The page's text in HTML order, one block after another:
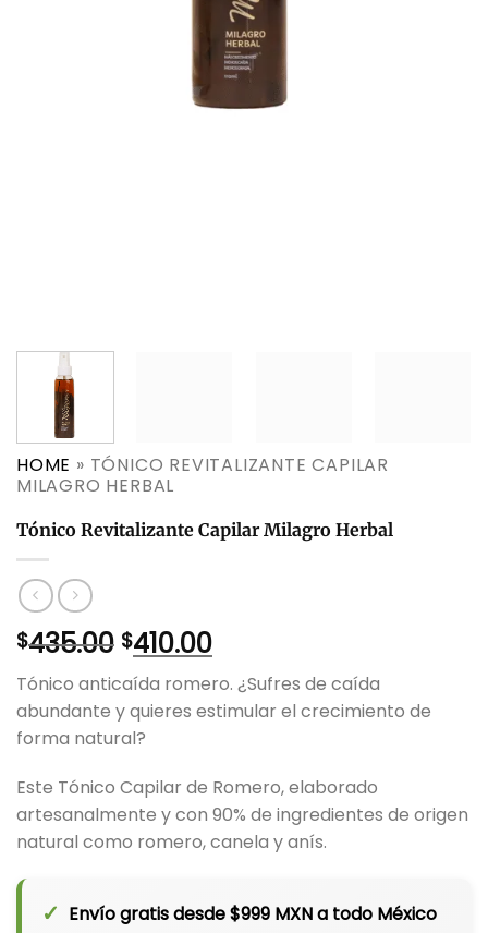
HOME » TÓNICO REVITALIZANTE CAPILAR
MILAGRO HERBAL
Tónico Revitalizante Capilar Milagro Herbal
$435.00 El
precio
original
era:
$435.00.
$410.00El
precio
actual
es:
Tónico anticaída romero. ¿Sufres de caída
abundante y quieres estimular el crecimiento de
forma natural?
Este Tónico Capilar de Romero, elaborado
artesanalmente y con 90% de ingredientes de origen
natural como romero, canela y anís.
✓ Envío gratis desde $999 MXN a todo México